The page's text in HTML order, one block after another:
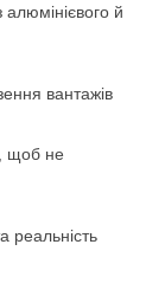
й
вантажів
щоб не
реальність